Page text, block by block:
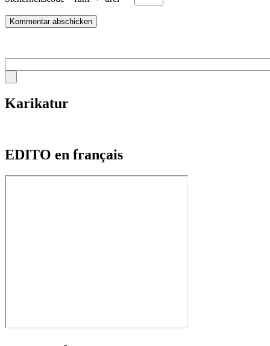
Karikatur
EDITO en français